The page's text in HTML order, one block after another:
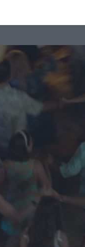
Μαστίχας